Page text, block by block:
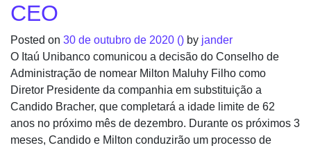
CEO
Posted on 30 de outubro de 2020 () by jander
O Itaú Unibanco comunicou a decisão do Conselho de
Administração de nomear Milton Maluhy Filho como
Diretor Presidente da companhia em substituição a
Candido Bracher, que completará a idade limite de 62
anos no próximo mês de dezembro. Durante os próximos 3
meses, Candido e Milton conduzirão um processo de